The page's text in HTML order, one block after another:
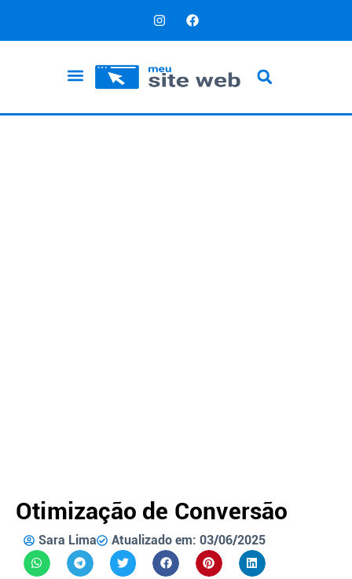
Otimização de Conversão
Sara Lima Atualizado em: 03/06/2025